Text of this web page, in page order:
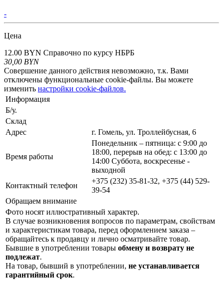
-
Цена
12.00 BYN Справочно по курсу НБРБ
30,00 BYN
Совершение данного действия невозможно, т.к. Вами
отключены функциональные cookie-файлы. Вы можете
изменить настройки cookie-файлов.
Информация
Б/у.
Склад
Адрес
г. Гомель, ул. Троллейбусная, 6
Время работы
Понедельник – пятница: с 9:00 до
18:00, перерыв на обед: с 13:00 до
14:00 Суббота, воскресенье -
выходной
Контактный телефон
+375 (232) 35-81-32, +375 (44) 529-
39-54
Обращаем внимание
Фото носят иллюстративный характер.
В случае возникновения вопросов по параметрам, свойствам
и характеристикам товара, перед оформлением заказа –
обращайтесь к продавцу и лично осматривайте товар.
Бывшие в употреблении товары обмену и возврату не
подлежат.
На товар, бывший в употреблении, не устанавливается
гарантийный срок.